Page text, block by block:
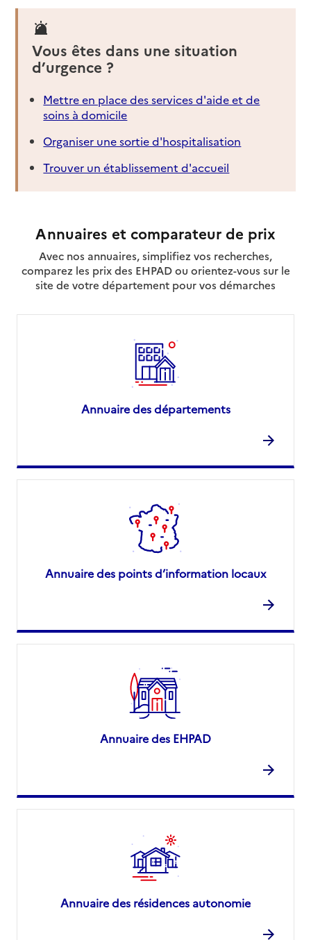
Vous êtes dans une situation
d’urgence ?
Mettre en place des services d'aide et de
soins à domicile
Organiser une sortie d'hospitalisation
Trouver un établissement d'accueil
Annuaires et comparateur de prix
Avec nos annuaires, simplifiez vos recherches,
comparez les prix des EHPAD ou orientez-vous sur le
site de votre département pour vos démarches
Annuaire des départements
Annuaire des points d’information locaux
Annuaire des EHPAD
Annuaire des résidences autonomie